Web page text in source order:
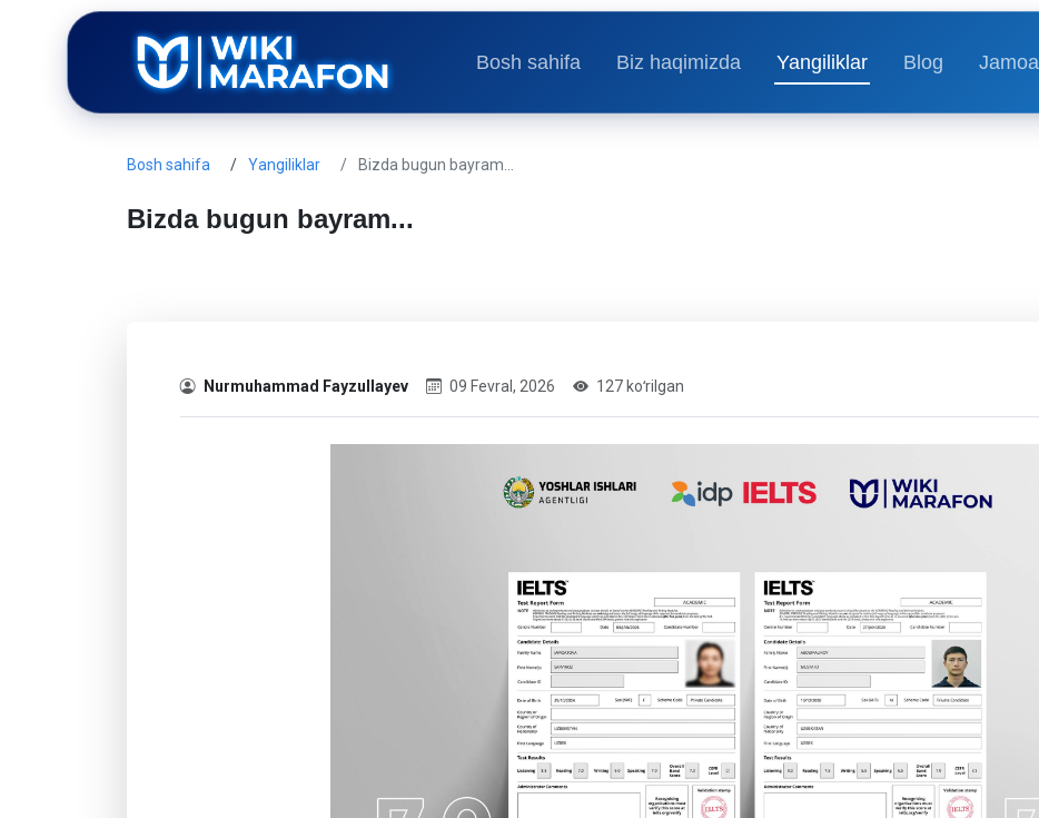
Bosh sahifa Biz haqimizda Yangiliklar Blog Jamoa
Bosh sahifa Yangiliklar Bizda bugun bayram...
Bizda bugun bayram...
Nurmuhammad Fayzullayev 09 Fevral, 2026 127 koʻrilgan